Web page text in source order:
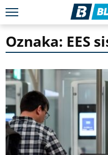
Oznaka: EES